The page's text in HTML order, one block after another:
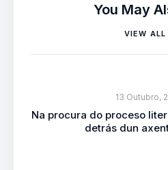
You May
VIEW ALL
13 Outubro,
Na procura do proceso
detrás dun